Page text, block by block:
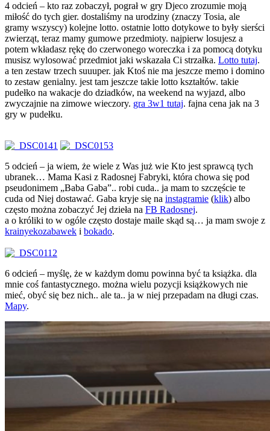
4 odcień – kto raz zobaczył, pograł w gry Djeco zrozumie moją
miłość do tych gier. dostaliśmy na urodziny (znaczy Tosia, ale
gramy wszyscy) kolejne lotto. ostatnie lotto dotykowe to były sierści
zwierząt, teraz mamy gumowe przedmioty. najpierw losujesz a
potem wkładasz rękę do czerwonego woreczka i za pomocą dotyku
musisz wylosować przedmiot jaki wskazała Ci strzałka. Lotto tutaj.
a ten zestaw trzech suuuper. jak Ktoś nie ma jeszcze memo i domino
to zestaw genialny. jest tam jeszcze takie lotto kształtów. takie
pudełko na wakacje do dziadków, na weekend na wyjazd, albo
zwyczajnie na zimowe wieczory. gra 3w1 tutaj. fajna cena jak na 3
gry w pudełku.
5 odcień – ja wiem, że wiele z Was już wie Kto jest sprawcą tych
ubranek… Mama Kasi z Radosnej Fabryki, która chowa się pod
pseudonimem „Baba Gaba”.. robi cuda.. ja mam to szczęście te
cuda od Niej dostawać. Gaba kryje się na instagramie (klik) albo
często można zobaczyć Jej dzieła na FB Radosnej.
a o króliki to w ogóle często dostaje maile skąd są… ja mam swoje z
krainyekozabawek i bokado.
6 odcień – myślę, że w każdym domu powinna być ta książka. dla
mnie coś fantastycznego. można wielu pozycji książkowych nie
mieć, obyć się bez nich.. ale ta.. ja w niej przepadam na długi czas.
Mapy.